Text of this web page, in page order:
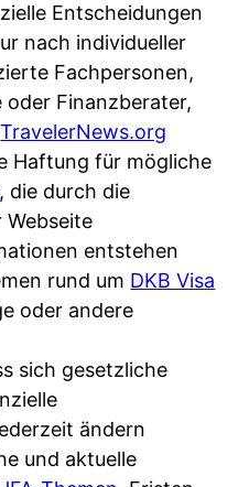
Entscheidungen
nach individueller
Fachpersonen,
oder Finanzberater,
TravelerNews.org
Haftung für mögliche
, die durch die
Webseite
entstehen
rund um DKB Visa
oder andere
sich gesetzliche
ändern
und aktuelle